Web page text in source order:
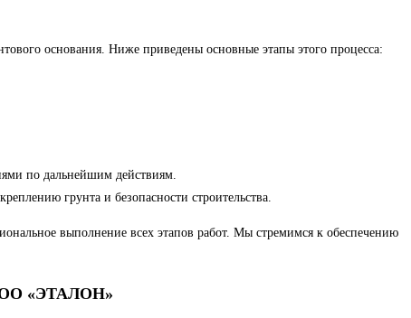
основания. Ниже приведены основные этапы этого процесса:
по дальнейшим действиям.
грунта и безопасности строительства.
выполнение всех этапов работ. Мы стремимся к обеспечению
ООО «ЭТАЛОН»